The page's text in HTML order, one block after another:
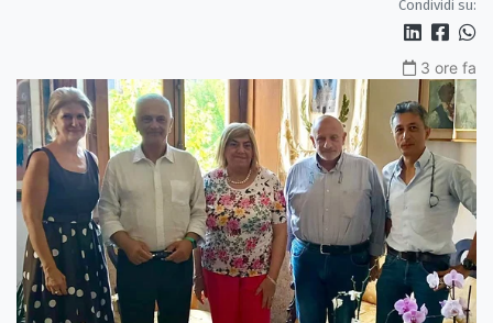
Condividi su:
3 ore fa